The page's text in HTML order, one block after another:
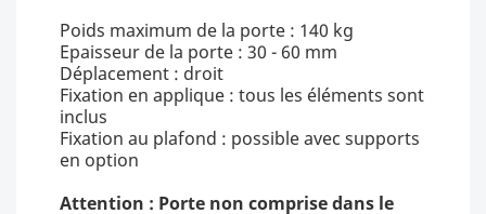
Poids maximum de la porte : 140 kg
Epaisseur de la porte : 30 - 60 mm
Déplacement : droit
Fixation en applique : tous les éléments sont
inclus
Fixation au plafond : possible avec supports
en option
Attention : Porte non comprise dans le